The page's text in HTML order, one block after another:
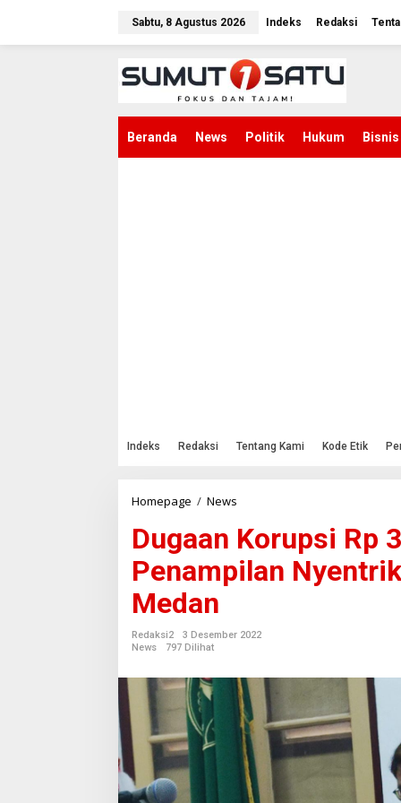
Sabtu, 8 Agustus 2026 Indeks Redaksi
Beranda News Politik Hukum Bisnis
Indeks Redaksi Tentang Kami Kode Etik
Homepage / News
g
a
a
n
r
s
i
R
p
3
9
Dugaan Korupsi Rp
Penampilan
Medan
Redaksi2
3 Desember 2022
News
797 Dilihat